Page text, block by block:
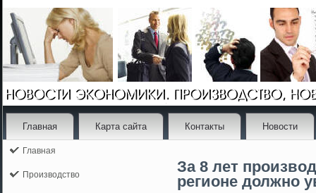
Главная Карта сайта Контакты Новости
Главная
Производство
За 8 лет
регионе должно